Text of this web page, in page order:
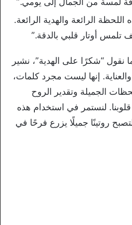
الرائعة والهدية الرائعة.
تلمس أوتار قلبي بالدقة.”
نقول “شكرًا على الهدية”، نشير
إنها ليست مجرد كلمات،
الجميلة وتقدير الروح
لنستمر في استخدام هذه
روتينًا جميلًا يزرع فرحًا في